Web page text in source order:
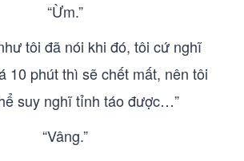
“Ừm.”
tôi đã nói khi đó, tôi cứ nghĩ
10 phút thì sẽ chết mất, nên tôi
suy nghĩ tỉnh táo được…”
“Vâng.”